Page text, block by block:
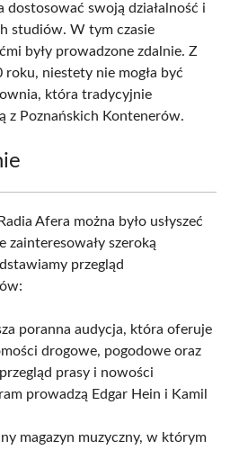
dostosować swoją działalność i
studiów. W tym czasie
były prowadzone zdalnie. Z
niestety nie mogła być
która tradycyjnie
z Poznańskich Kontenerów.
Afera można było usłyszeć
zainteresowały szeroką
przegląd
poranna audycja, która oferuje
drogowe, pogodowe oraz
prasy i nowości
prowadzą Edgar Hein i Kamil
magazyn muzyczny, w którym